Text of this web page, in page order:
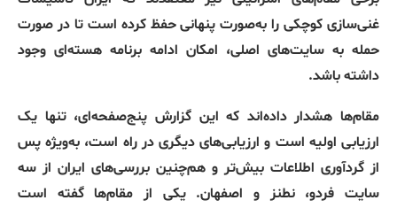
غنی‌سازی کوچکی را به‌صورت پنهانی حفظ کرده است تا در صورت
حمله به سایت‌های اصلی، امکان ادامه برنامه هسته‌ای وجود
داشته باشد.
مقام‌ها هشدار داده‌اند که این گزارش پنج‌صفحه‌ای، تنها یک
ارزیابی اولیه است و ارزیابی‌های دیگری در راه است، به‌ویژه پس
از گردآوری اطلاعات بیش‌تر و هم‌چنین بررسی‌های ایران از سه
سایت فردو، نطنز و اصفهان. یکی از مقام‌ها گفته است